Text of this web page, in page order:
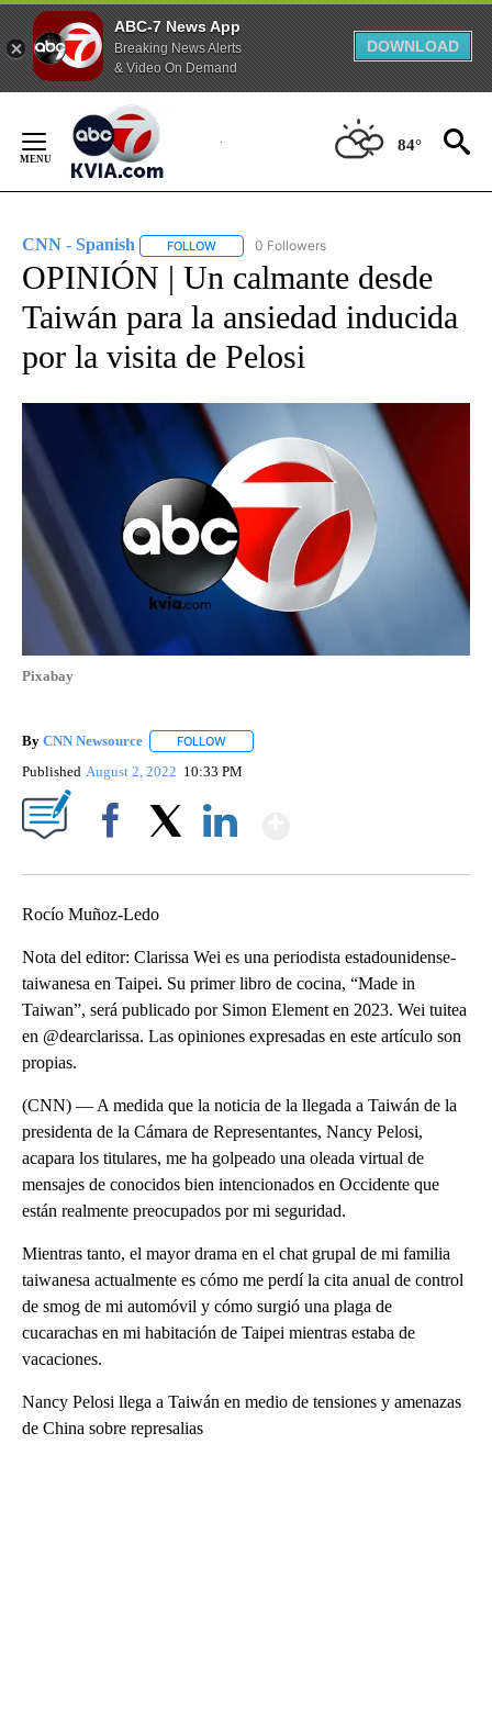
ABC-7 News App
Breaking News Alerts
& Video On Demand
DOWNLOAD
Content
84°
CNN - Spanish FOLLOW FOLLOW "CNN - SPANISH" TO RECEIVE
0 Followers
OPINIÓN | Un calmante desde
Taiwán para la ansiedad inducida
por la visita de Pelosi
Pixabay
By CNN Newsource FOLLOW
Published August 2, 2022 10:33 PM
Rocío Muñoz-Ledo
Nota del editor: Clarissa Wei es una periodista estadounidense-
taiwanesa en Taipei. Su primer libro de cocina, “Made in
Taiwan”, será publicado por Simon Element en 2023. Wei tuitea
en @dearclarissa. Las opiniones expresadas en este artículo son
propias.
(CNN) — A medida que la noticia de la llegada a Taiwán de la
presidenta de la Cámara de Representantes, Nancy Pelosi,
acapara los titulares, me ha golpeado una oleada virtual de
mensajes de conocidos bien intencionados en Occidente que
están realmente preocupados por mi seguridad.
Mientras tanto, el mayor drama en el chat grupal de mi familia
taiwanesa actualmente es cómo me perdí la cita anual de control
de smog de mi automóvil y cómo surgió una plaga de
cucarachas en mi habitación de Taipei mientras estaba de
vacaciones.
Nancy Pelosi llega a Taiwán en medio de tensiones y amenazas
de China sobre represalias